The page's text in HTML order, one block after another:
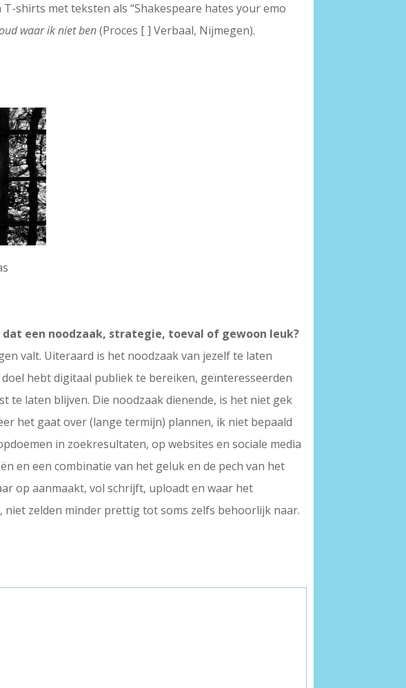
shirts met teksten als “Shakespeare hates your emo
waar ik niet ben(Proces [ ] Verbaal, Nijmegen).
dat een noodzaak, strategie, toeval of gewoon leuk?
valt. Uiteraard is het noodzaak van jezelf te laten
hebt digitaal publiek te bereiken, geïnteresseerden
laten blijven. Die noodzaak dienende, is het niet gek
het gaat over (lange termijn) plannen, ik niet bepaald
in zoekresultaten, op websites en sociale media
en een combinatie van het geluk en de pech van het
op aanmaakt, vol schrijft, uploadt en waar het
zelden minder prettig tot soms zelfs behoorlijk naar.